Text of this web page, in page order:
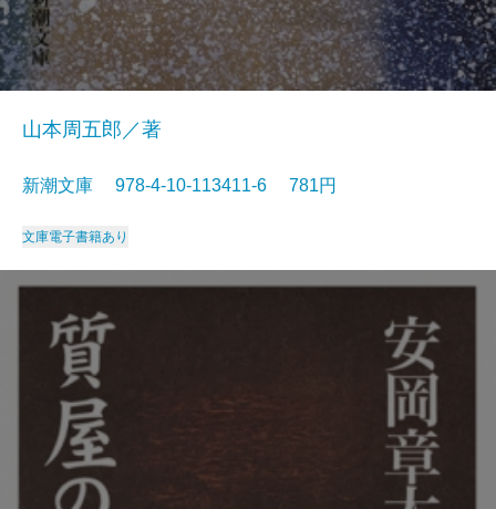
山本周五郎／著
新潮文庫 978-4-10-113411-6 781円
文庫電子書籍あり